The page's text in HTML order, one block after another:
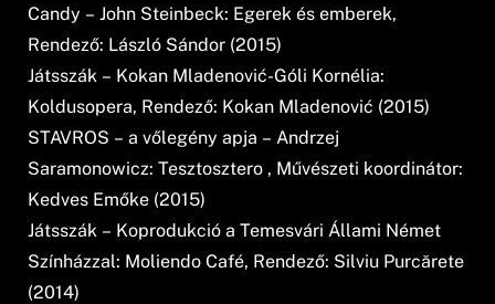
Candy – John Steinbeck: Egerek és emberek,
Rendező: László Sándor (2015)
Játsszák – Kokan Mladenović-Góli Kornélia:
Koldusopera, Rendező: Kokan Mladenović (2015)
STAVROS – a vőlegény apja – Andrzej
Saramonowicz: Tesztosztero , Művészeti koordinátor:
Kedves Emőke (2015)
Játsszák – Koprodukció a Temesvári Állami Német
Színházzal: Moliendo Café, Rendező: Silviu Purcărete
(2014)